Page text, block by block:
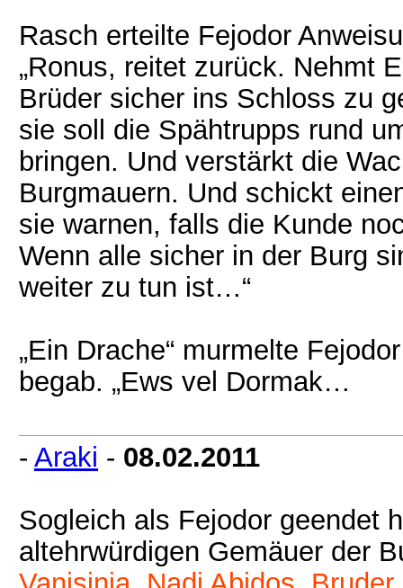
Rasch erteilte Fejodor
„Ronus, reitet zurück. Nehmt
Brüder sicher ins Schloss zu
sie soll die Spähtrupps rund
bringen. Und verstärkt die
Burgmauern. Und schickt
sie warnen, falls die Kunde
Wenn alle sicher in der Burg
weiter zu tun ist…“
„Ein Drache“ murmelte
begab. „Ews vel Dormak…
- Araki - 08.02.2011
Sogleich als Fejodor geendet
altehrwürdigen Gemäuer der